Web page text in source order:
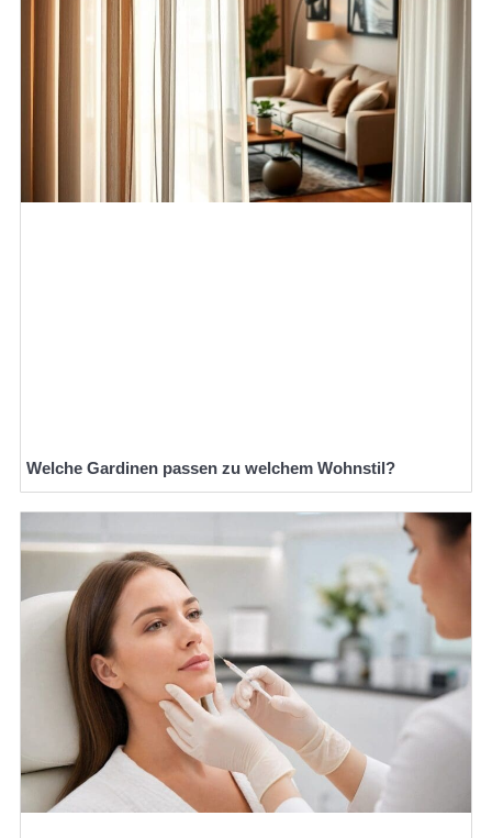
Welche Gardinen passen zu welchem Wohnstil?